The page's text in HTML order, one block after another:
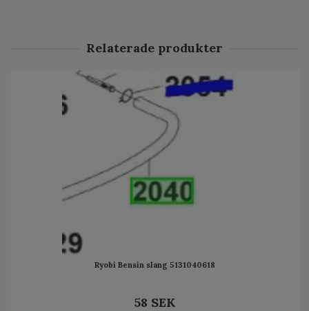
Relaterade produkter
Ryobi Bensin slang 5131040618
58 SEK